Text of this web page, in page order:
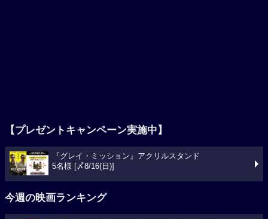
【プレゼントキャンペーン実施中】
『グレイ・ミッション』アクリルスタンド
5名様 [〆8/16(日)]
今週の映画ランキング